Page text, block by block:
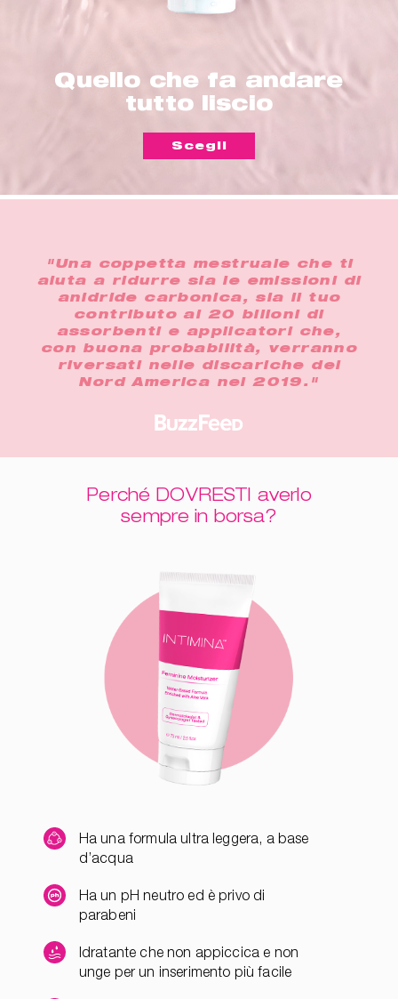
Quello che fa andare
tutto liscio
Scegli
"Una coppetta mestruale che ti
aiuta a ridurre sia le emissioni di
anidride carbonica, sia il tuo
contributo ai 20 bilioni di
assorbenti e applicatori che,
con buona probabilità, verranno
riversati nelle discariche del
Nord America nel 2019."
Perché DOVRESTI averlo
sempre in borsa?
Ha una formula ultra leggera, a base
d’acqua
Ha un pH neutro ed è privo di
parabeni
Idratante che non appiccica e non
unge per un inserimento più facile